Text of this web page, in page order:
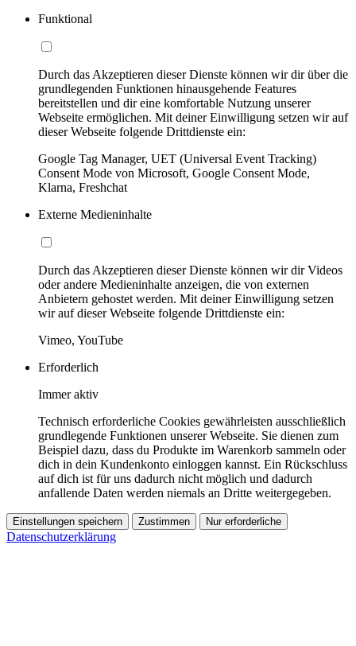
Funktional
Durch das Akzeptieren dieser Dienste können wir dir über die
grundlegenden Funktionen hinausgehende Features
bereitstellen und dir eine komfortable Nutzung unserer
Webseite ermöglichen. Mit deiner Einwilligung setzen wir auf
dieser Webseite folgende Drittdienste ein:
Google Tag Manager, UET (Universal Event Tracking)
Consent Mode von Microsoft, Google Consent Mode,
Klarna, Freshchat
Externe Medieninhalte
Durch das Akzeptieren dieser Dienste können wir dir Videos
oder andere Medieninhalte anzeigen, die von externen
Anbietern gehostet werden. Mit deiner Einwilligung setzen
wir auf dieser Webseite folgende Drittdienste ein:
Vimeo, YouTube
Erforderlich
Immer aktiv
Technisch erforderliche Cookies gewährleisten ausschließlich
grundlegende Funktionen unserer Webseite. Sie dienen zum
Beispiel dazu, dass du Produkte im Warenkorb sammeln oder
dich in dein Kundenkonto einloggen kannst. Ein Rückschluss
auf dich ist für uns dadurch nicht möglich und dadurch
anfallende Daten werden niemals an Dritte weitergegeben.
Einstellungen speichern Zustimmen Nur erforderliche
Datenschutzerklärung